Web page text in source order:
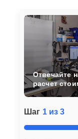
Шаг 1 из 3
Отвечайте
расчет